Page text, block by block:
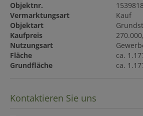
Objektnr.
Vermarktungsart
Kauf
Objektart
Kaufpreis
Nutzungsart
Fläche
ca.
Grundfläche ca.
Kontaktieren Sie uns